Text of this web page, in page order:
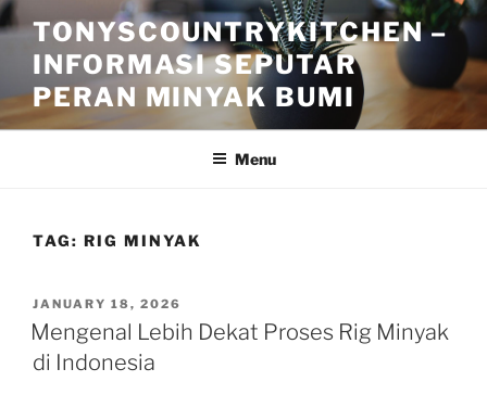
Skip
to
content
TONYSCOUNTRYKITCHEN –
INFORMASI SEPUTAR
PERAN MINYAK BUMI
Menu
TAG: RIG MINYAK
POSTED
ON
JANUARY 18, 2026
Mengenal Lebih Dekat Proses Rig Minyak
di Indonesia